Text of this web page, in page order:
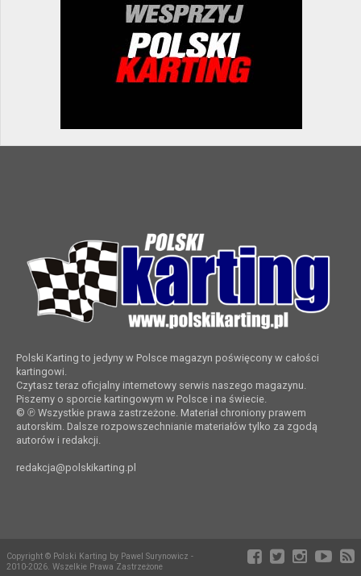
Polski Karting to jedyny w Polsce magazyn poświęcony w całości
kartingowi.
Czytasz teraz oficjalny internetowy serwis naszego magazynu.
Piszemy o sporcie kartingowym w Polsce i na świecie.
© ℗ Wszystkie prawa zastrzeżone. Materiał chroniony prawem
autorskim. Dalsze rozpowszechnianie materiałów tylko za zgodą
autorów i redakcji.
redakcja@polskikarting.pl
Copyright © Polski Karting by Pawel Surynowicz -
2010-2026. Wszelkie Prawa Zastrzeżone